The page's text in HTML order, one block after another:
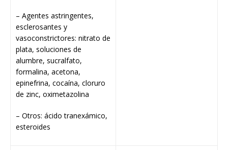
– Agentes astringentes,
esclerosantes y
vasoconstrictores: nitrato de
plata, soluciones de
alumbre, sucralfato,
formalina, acetona,
epinefrina, cocaína, cloruro
de zinc, oximetazolina
– Otros: ácido tranexámico,
esteroides